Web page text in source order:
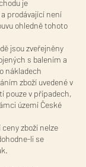
je
prodávající není
ohledně tohoto
jsou zveřejněny
s balením a
nákladech
zboží uvedené v
pouze v případech,
území České
zboží nelze
li se